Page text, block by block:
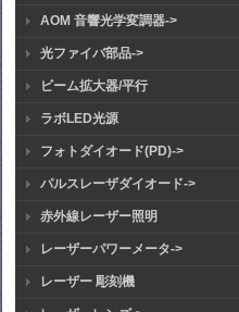
AOM 音響光学変調器->
光ファイバ部品->
ビーム拡大器/平行
ラボLED光源
フォトダイオード(PD)->
パルスレーザダイオード->
赤外線レーザー照明
レーザーパワーメータ->
レーザー 彫刻機